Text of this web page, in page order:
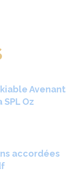
Avenant
Oz
accordées